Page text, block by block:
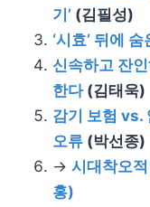
기’ (김필성)
‘시효’ 뒤에
신속하고 잔
한다(김태욱)
감기 보험 vs.
오류 (박선종)
→ 시대착오
홍)